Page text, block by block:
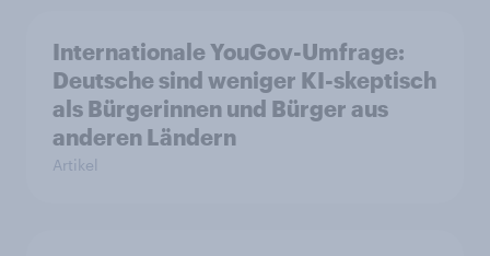
Internationale YouGov-Umfrage:
Deutsche sind weniger KI-skeptisch
als Bürgerinnen und Bürger aus
anderen Ländern
Artikel